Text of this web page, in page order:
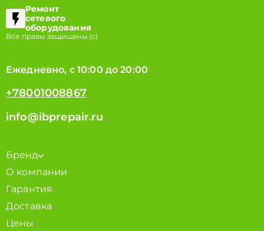
Ремонт
сетевого
оборудования
Все правы защищены (с)
Ежедневно, с 10:00 до 20:00
+78001008867
info@ibprepair.ru
Бренд
О компании
Гарантия
Доставка
Цены